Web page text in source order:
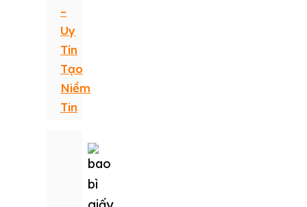
–
Uy
Tín
Tạo
Niềm
Tin